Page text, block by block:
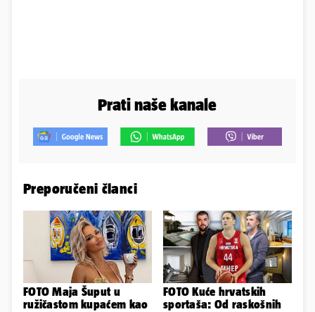
Prati naše kanale
Preporučeni članci
FOTO Maja Šuput u
ružičastom kupaćem kao
FOTO Kuće hrvatskih
sportaša: Od raskošnih